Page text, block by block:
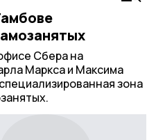
Сбера на
Маркса и Максима
зона